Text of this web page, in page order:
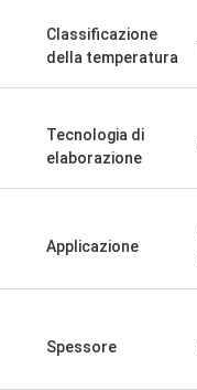
Classificazione
della temperatura
Tecnologia di
elaborazione
Applicazione
Spessore